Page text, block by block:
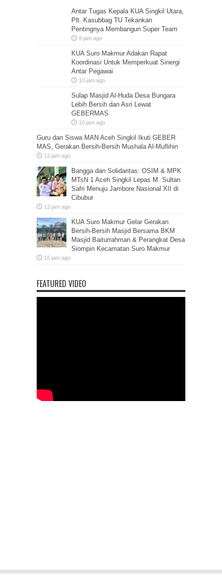
Antar Tugas Kepala KUA Singkil Utara,
Plt. Kasubbag TU Tekankan
Pentingnya Membangun Super Team
8 jam ago
KUA Suro Makmur Adakan Rapat
Koordinasi Untuk Memperkuat Sinergi
Antar Pegawai
10 jam ago
Sulap Masjid Al-Huda Desa Bungara
Lebih Bersih dan Asri Lewat
GEBERMAS
10 jam ago
Guru dan Siswa MAN Aceh Singkil Ikuti GEBER
MAS, Gerakan Bersih-Bersih Mushala Al-Muflihin
12 jam ago
Bangga dan Solidaritas: OSIM & MPK
MTsN 1 Aceh Singkil Lepas M. Sultan
Safri Menuju Jambore Nasional XII di
Cibubur
12 jam ago
KUA Suro Makmur Gelar Gerakan
Bersih-Bersih Masjid Bersama BKM
Masjid Baiturrahman & Perangkat Desa
Siompin Kecamatan Suro Makmur
15 jam ago
FEATURED VIDEO